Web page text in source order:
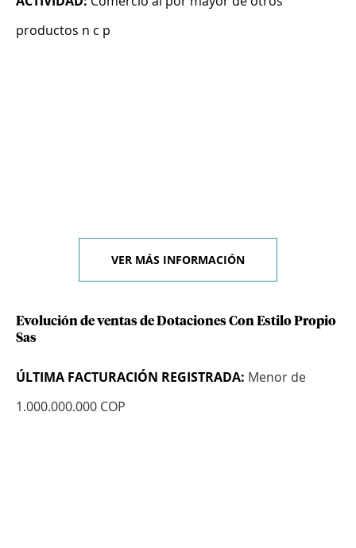
productos n c p
VER MÁS INFORMACIÓN
Evolución de ventas de Dotaciones Con Estilo Propio
Sas
ÚLTIMA FACTURACIÓN REGISTRADA: Menor de
1.000.000.000 COP